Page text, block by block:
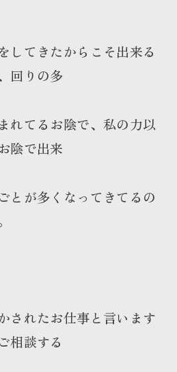
してきたからこそ出来る
回りの多
れてるお陰で、私の力以
陰で出来
とが多くなってきてるの
されたお仕事と言います
相談する